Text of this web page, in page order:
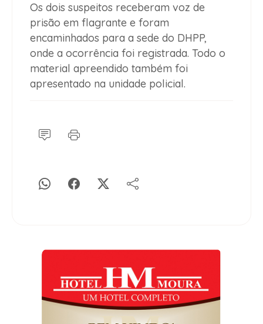
Os dois suspeitos receberam voz de
prisão em flagrante e foram
encaminhados para a sede do DHPP,
onde a ocorrência foi registrada. Todo o
material apreendido também foi
apresentado na unidade policial.